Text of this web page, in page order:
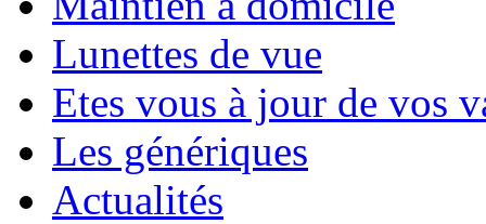
Lunettes de vue
Etes vous à jour de vos
Les génériques
Actualités